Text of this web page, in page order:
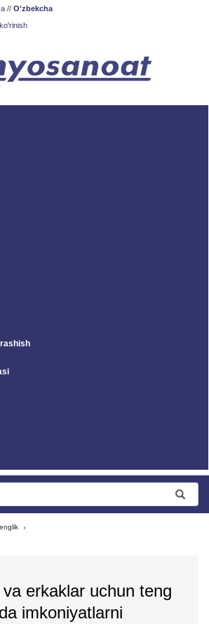
// O'zbekcha
erkaklar uchun teng
imkoniyatlarni